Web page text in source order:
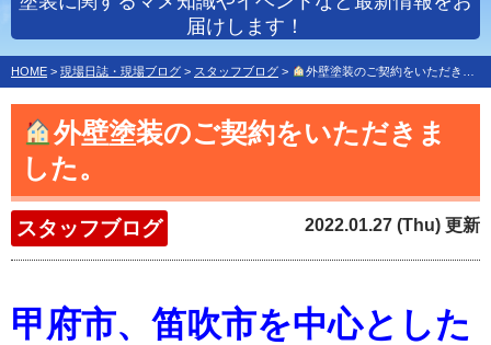
届けします！
HOME > 現場日誌・現場ブログ > スタッフブログ > 外壁塗装のご契約をいただきました。
外壁塗装のご契約をいただきま
した。
スタッフブログ 2022.01.27 (Thu) 更新
甲府市、笛吹市を中心とした